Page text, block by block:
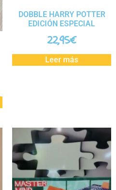
DOBBLE HARRY POTTER
EDICIÓN ESPECIAL
22,95€
Leer más